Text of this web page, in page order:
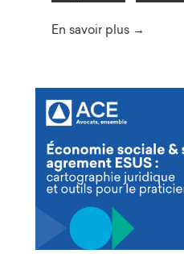
En savoir plus →